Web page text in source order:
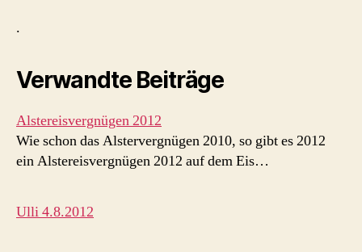
.
Verwandte Beiträge
Alstereisvergnügen 2012
Wie schon das Alstervergnügen 2010, so gibt es 2012
ein Alstereisvergnügen 2012 auf dem Eis…
Ulli 4.8.2012